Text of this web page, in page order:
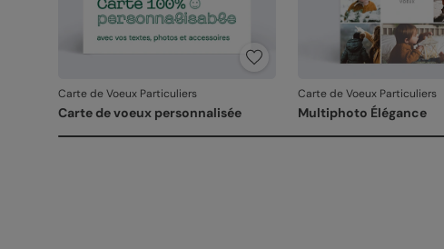
Carte de Voeux Particuliers
Carte de voeux personnalisée
Carte de Voeux Particuliers
Multiphoto Élégance